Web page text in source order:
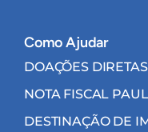
Como Ajudar
DOAÇÕES DIRETAS
NOTA FISCAL
DESTINAÇÃO DE